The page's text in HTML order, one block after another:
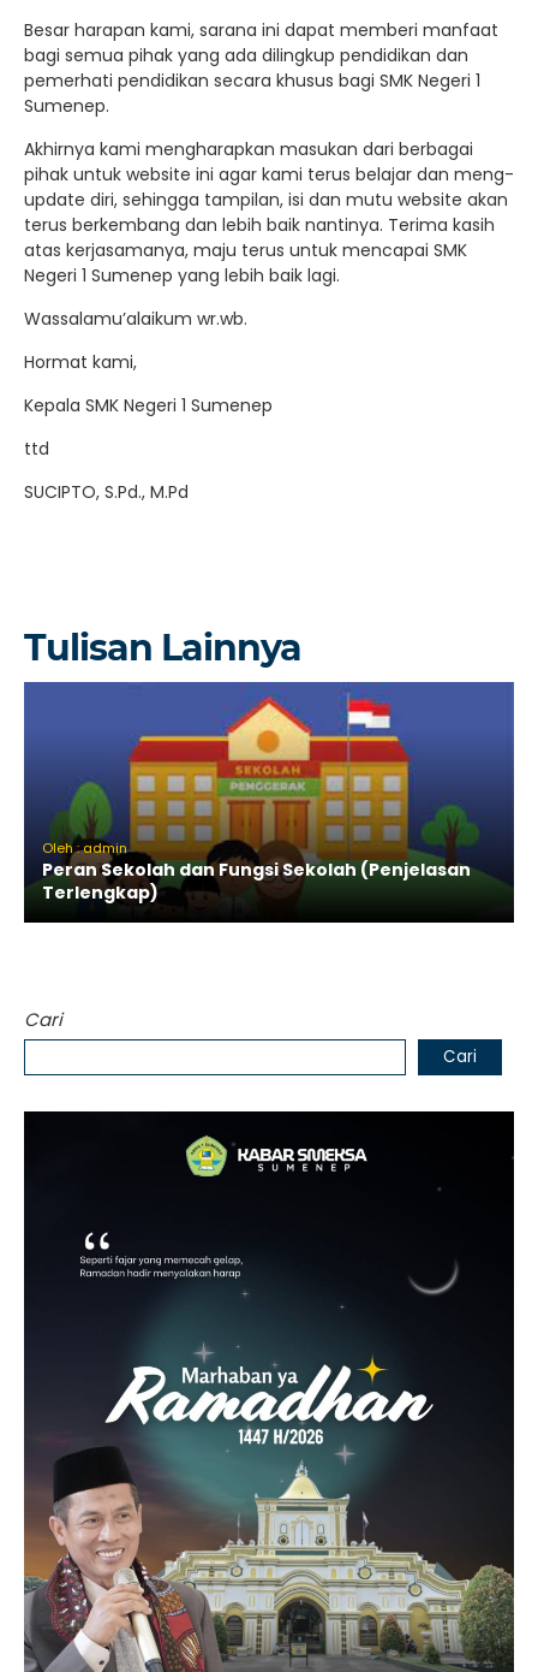
Besar harapan kami, sarana ini dapat memberi manfaat
bagi semua pihak yang ada dilingkup pendidikan dan
pemerhati pendidikan secara khusus bagi SMK Negeri 1
Sumenep.
Akhirnya kami mengharapkan masukan dari berbagai
pihak untuk website ini agar kami terus belajar dan meng-
update diri, sehingga tampilan, isi dan mutu website akan
terus berkembang dan lebih baik nantinya. Terima kasih
atas kerjasamanya, maju terus untuk mencapai SMK
Negeri 1 Sumenep yang lebih baik lagi.
Wassalamu’alaikum wr.wb.
Hormat kami,
Kepala SMK Negeri 1 Sumenep
ttd
SUCIPTO, S.Pd., M.Pd
Tulisan Lainnya
Oleh : admin
Peran Sekolah dan Fungsi Sekolah (Penjelasan
Terlengkap)
Cari
Cari